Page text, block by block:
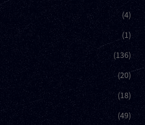
(4)
(1)
(136)
(20)
(18)
(49)